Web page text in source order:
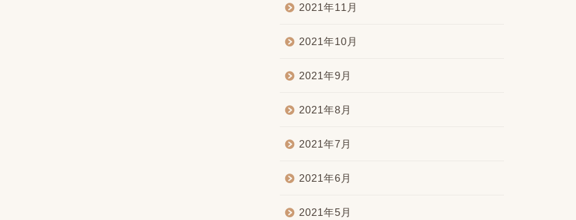
2021年11月
2021年10月
2021年9月
2021年8月
2021年7月
2021年6月
2021年5月